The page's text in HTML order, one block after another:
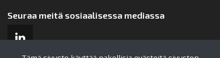
Seuraa meitä sosiaalisessa mediassa